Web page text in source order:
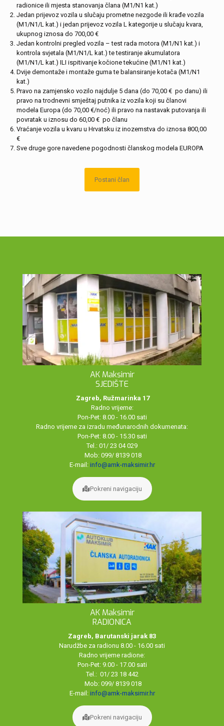
radionice ili mjesta stanovanja člana (M1/N1 kat.)
Jedan prijevoz vozila u slučaju prometne nezgode ili krađe vozila
(M1/N1/L kat.) i jedan prijevoz vozila L kategorije u slučaju kvara,
ukupnog iznosa do 700,00 €
Jedan kontrolni pregled vozila – test rada motora (M1/N1 kat.) i
kontrola svjetala (M1/N1/L kat.) te testiranje akumulatora
(M1/N1/L kat.) ILI ispitivanje kočione tekućine (M1/N1 kat.)
Dvije demontaže i montaže guma te balansiranje kotača (M1/N1
kat.)
Pravo na zamjensko vozilo najdulje 5 dana (do 70,00 € po danu) ili
pravo na trodnevni smještaj putnika iz vozila koji su članovi
modela Europa (do 70,00 €/noć) ili pravo na nastavak putovanja ili
povratak u iznosu do 60,00 € po članu
Vraćanje vozila u kvaru u Hrvatsku iz inozemstva do iznosa 800,00
€
Sve druge gore navedene pogodnosti članskog modela EUROPA
Postani član
AK Maksimir
SJEDIŠTE
Zagreb, Ružmarinka 17
Radno vrijeme:
Pon-Pet: 8.00 - 16.00 sati
Radno vrijeme za izradu međunarodnih dokumenata:
Pon-Pet: 8.00 - 15.30 sati
Tel.: 01/ 23 04 029
Mob: 099/ 8139 018
E-mail: info@amk-maksimir.hr
Pokreni navigaciju
AK Maksimir
RADIONICA
Zagreb, Barutanski jarak 83
Narudžbe za radionu 8.00 - 16.00 sati
Radno vrijeme radione:
Pon-Pet: 9.00 - 17.00 sati
Tel.: 01/ 23 18 442
Mob: 099/ 8139 018
E-mail: info@amk-maksimir.hr
Pokreni navigaciju